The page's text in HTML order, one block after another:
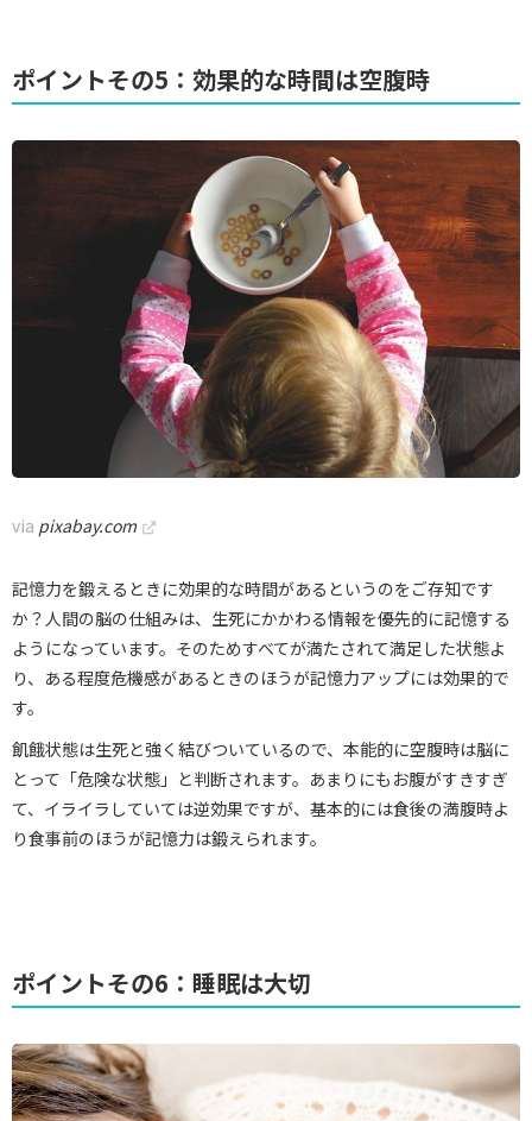
ポイントその5：効果的な時間は空腹時
via pixabay.com
記憶力を鍛えるときに効果的な時間があるというのをご存知です
か？人間の脳の仕組みは、生死にかかわる情報を優先的に記憶する
ようになっています。そのためすべてが満たされて満足した状態よ
り、ある程度危機感があるときのほうが記憶力アップには効果的で
す。
飢餓状態は生死と強く結びついているので、本能的に空腹時は脳に
とって「危険な状態」と判断されます。あまりにもお腹がすきすぎ
て、イライラしていては逆効果ですが、基本的には食後の満腹時よ
り食事前のほうが記憶力は鍛えられます。
ポイントその6：睡眠は大切